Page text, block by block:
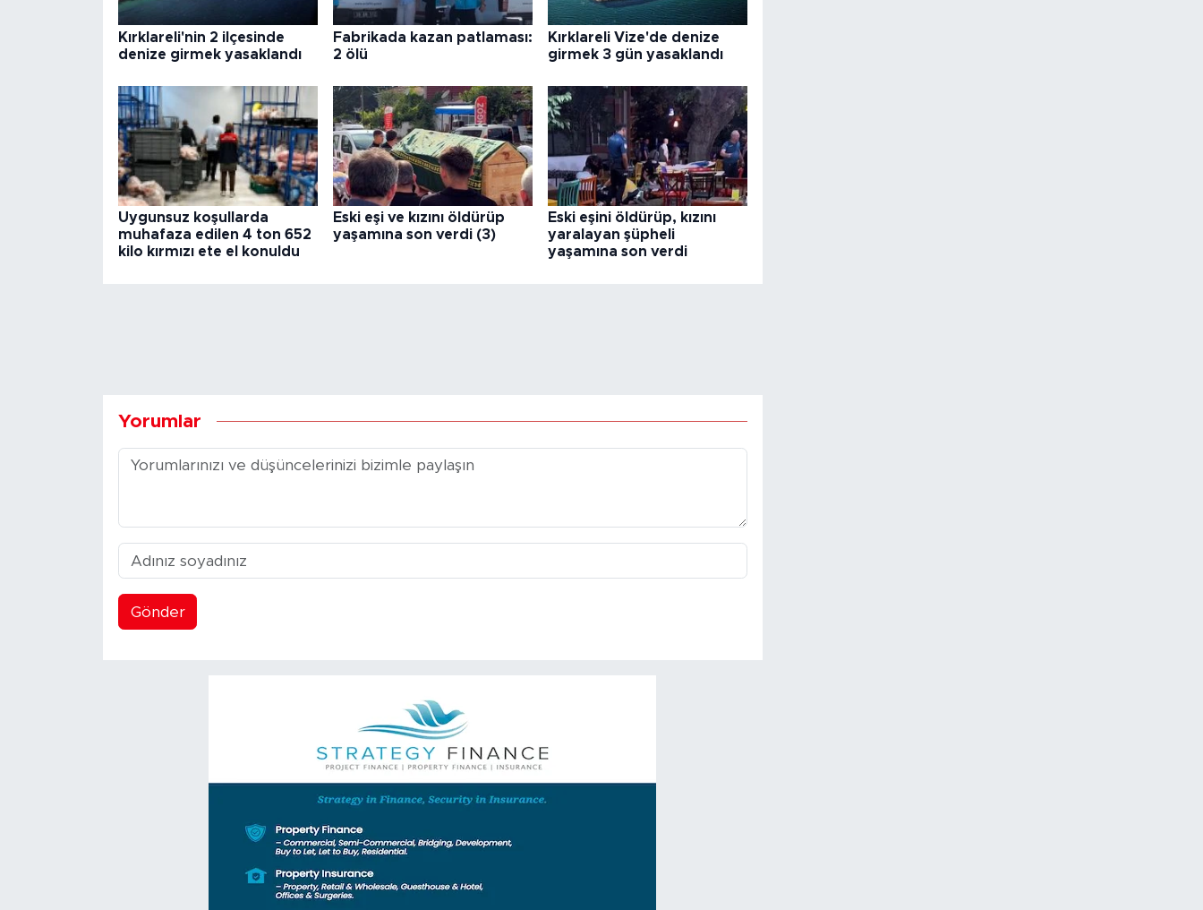
Kırklareli'nin 2 ilçesinde
denize girmek yasaklandı
Fabrikada kazan patlaması:
2 ölü
Kırklareli Vize'de denize
girmek 3 gün yasaklandı
Uygunsuz koşullarda
muhafaza edilen 4 ton 652
kilo kırmızı ete el konuldu
Eski eşi ve kızını öldürüp
yaşamına son verdi (3)
Eski eşini öldürüp, kızını
yaralayan şüpheli
yaşamına son verdi
Yorumlar
Gönder